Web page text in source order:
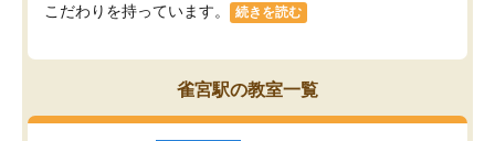
こだわりを持っています。
続きを読む
雀宮駅の教室一覧